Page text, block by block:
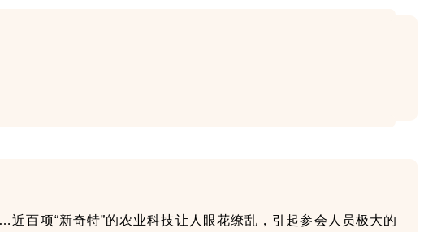
百项“新奇特”的农业科技让人眼花缭乱，引起参会人员极大的